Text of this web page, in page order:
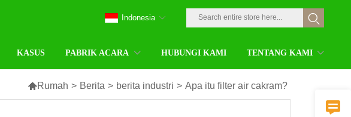
KASUS PABRIK ACARA HUBUNGI KAMI TENTANG KAMI
Indonesia
Rumah > Berita > berita industri > Apa itu filter air cakram?
